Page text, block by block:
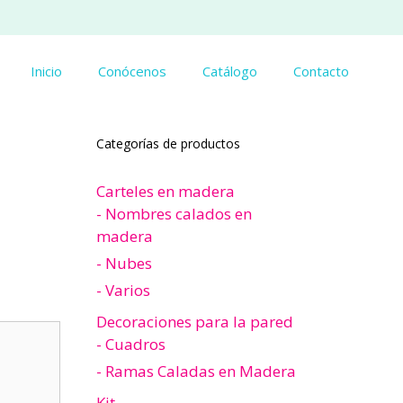
Inicio Conócenos Catálogo Contacto
Categorías de productos
Carteles en madera
- Nombres calados en
madera
- Nubes
- Varios
Decoraciones para la pared
- Cuadros
- Ramas Caladas en Madera